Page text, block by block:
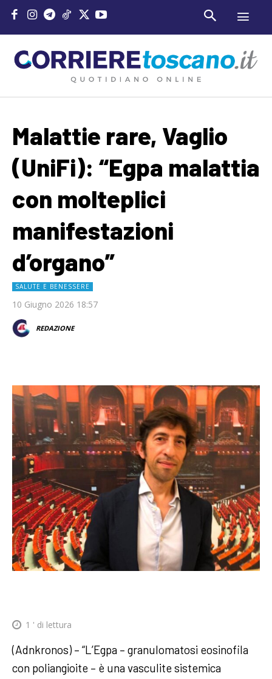
Malattie rare, Vaglio
(UniFi): “Egpa malattia
con molteplici
manifestazioni
d’organo”
SALUTE E BENESSERE
10 Giugno 2026 18:57
REDAZIONE
1 ' di lettura
(Adnkronos) – “L’Egpa – granulomatosi eosinofila
con poliangioite – è una vasculite sistemica